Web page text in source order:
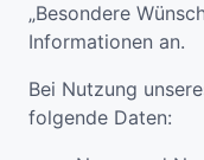
„Besondere
Informationen an.
Bei Nutzung
folgende Daten: